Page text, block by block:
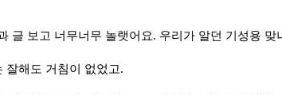
글 보고 너무너무 놀랫어요. 우리가 알던 기성용 맞
잘해도 거침이 없었고.